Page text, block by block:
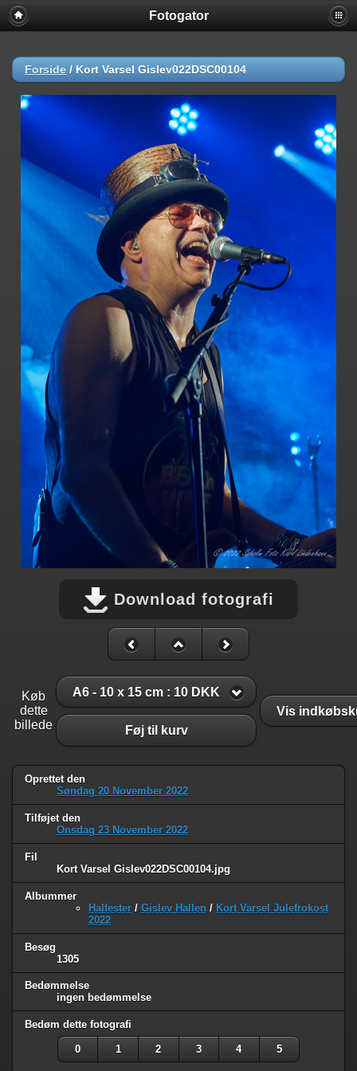
Fotogator
Forside / Kort Varsel Gislev022DSC00104
Download fotografi
Køb
dette
billede
A6 - 10 x 15 cm : 10 DKK
Føj til kurv
Vis
Oprettet den
Søndag 20 November 2022
Tilføjet den
Onsdag 23 November 2022
Fil
Kort Varsel Gislev022DSC00104.jpg
Albummer
Halfester / Gislev Hallen / Kort Varsel Julefrokost
2022
Besøg
1305
Bedømmelse
ingen bedømmelse
Bedøm dette fotografi
0 1 2 3 4 5